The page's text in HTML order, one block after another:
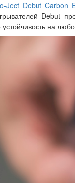
Ject Debut Carbon
Debut
на